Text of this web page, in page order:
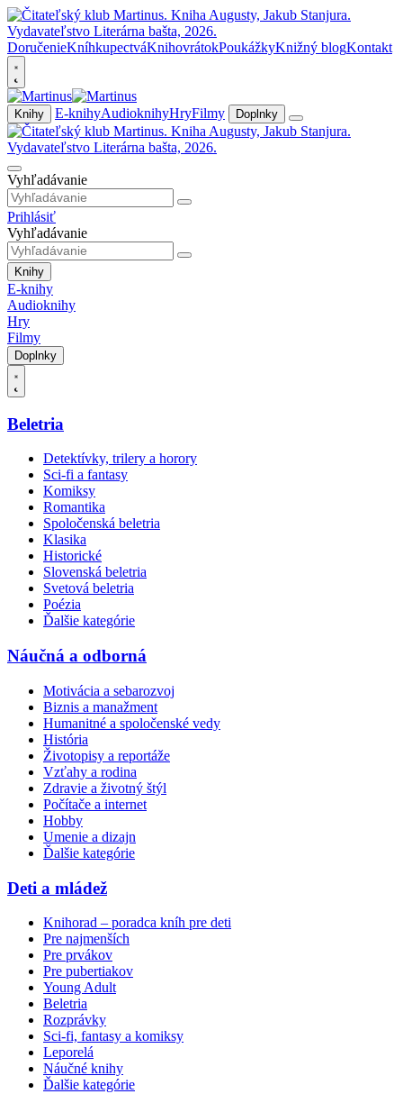
DoručenieKníhkupectváKnihovrátokPoukážkyKnižný blogKontakt
Knihy E-knihyAudioknihyHryFilmy Doplnky
Vyhľadávanie
Prihlásiť
Vyhľadávanie
Knihy
E-knihy
Audioknihy
Hry
Filmy
Doplnky
Beletria
Detektívky, trilery a horory
Sci-fi a fantasy
Komiksy
Romantika
Spoločenská beletria
Klasika
Historické
Slovenská beletria
Svetová beletria
Poézia
Ďalšie kategórie
Náučná a odborná
Motivácia a sebarozvoj
Biznis a manažment
Humanitné a spoločenské vedy
História
Životopisy a reportáže
Vzťahy a rodina
Zdravie a životný štýl
Počítače a internet
Hobby
Umenie a dizajn
Ďalšie kategórie
Deti a mládež
Knihorad – poradca kníh pre deti
Pre najmenších
Pre prvákov
Pre pubertiakov
Young Adult
Beletria
Rozprávky
Sci-fi, fantasy a komiksy
Leporelá
Náučné knihy
Ďalšie kategórie